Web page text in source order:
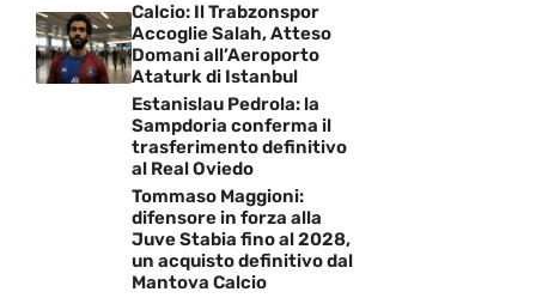
Calcio: Il Trabzonspor
Accoglie Salah, Atteso
Domani all’Aeroporto
Ataturk di Istanbul
Estanislau Pedrola: la
Sampdoria conferma il
trasferimento definitivo
al Real Oviedo
Tommaso Maggioni:
difensore in forza alla
Juve Stabia fino al 2028,
un acquisto definitivo dal
Mantova Calcio